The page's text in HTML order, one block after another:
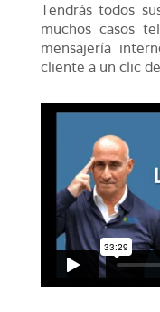
Tendrás todos
muchos casos
mensajería
cliente a un clic